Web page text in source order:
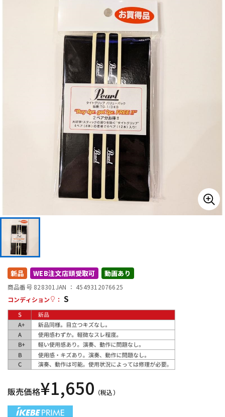
ベース ウクレレ
パーカッション
キーボード 電子ピアノ
管楽器
アンプ エフェクター
配信/ライブ機器
中古 ヴィンテージ
新品 WEB注文店頭受取可 動画あり
商品番号 828301 JAN ： 4549312076625
コンディション
： S
販売価格¥1,650 （税込）